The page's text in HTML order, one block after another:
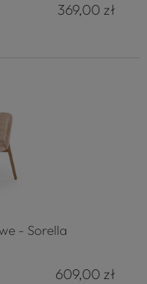
369,00 zł
- Sorella
609,00 zł